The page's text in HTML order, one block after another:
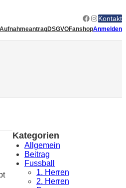
Facebook
Instagram
Kontakt
AufnahmeantragDSGVOFanshopAnmelden
Kategorien
Allgemein
Beitrag
Fussball
1. Herren
2. Herren